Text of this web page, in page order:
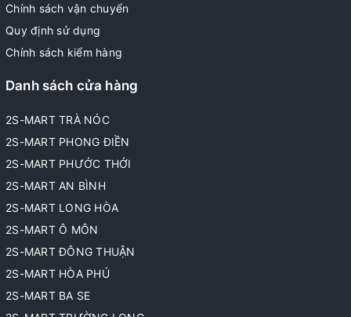
Chính sách vận chuyển
Quy định sử dụng
Chính sách kiểm hàng
Danh sách cửa hàng
2S-MART TRÀ NÓC
2S-MART PHONG ĐIỀN
2S-MART PHƯỚC THỚI
2S-MART AN BÌNH
2S-MART LONG HÒA
2S-MART Ô MÔN
2S-MART ĐÔNG THUẬN
2S-MART HÒA PHÚ
2S-MART BA SE